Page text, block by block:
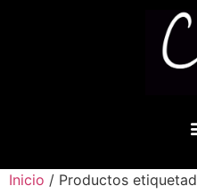
Inicio / Productos